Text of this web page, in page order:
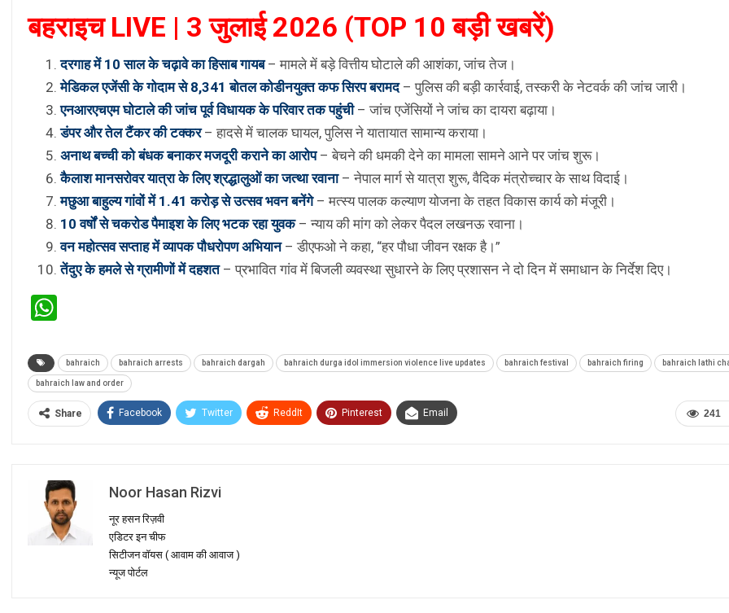
बहराइच LIVE | 3 जुलाई 2026 (TOP 10 बड़ी खबरें)
दरगाह में 10 साल के चढ़ावे का हिसाब गायब– मामले में बड़े वित्तीय घोटाले की आशंका, जांच तेज।
मेडिकल एजेंसी के गोदाम से 8,341 बोतल कोडीनयुक्त कफ सिरप बरामद– पुलिस की बड़ी कार्रवाई, तस्करी के नेटवर्क की जांच जारी।
एनआरएचएम घोटाले की जांच पूर्व विधायक के परिवार तक पहुंची – जांच एजेंसियों ने जांच का दायरा बढ़ाया।
डंपर और तेल टैंकर की टक्कर – हादसे में चालक घायल, पुलिस ने यातायात सामान्य कराया।
अनाथ बच्ची को बंधक बनाकर मजदूरी कराने का आरोप– बेचने की धमकी देने का मामला सामने आने पर जांच शुरू।
कैलाश मानसरोवर यात्रा के लिए श्रद्धालुओं का जत्था रवाना – नेपाल मार्ग से यात्रा शुरू, वैदिक मंत्रोच्चार के साथ विदाई।
मछुआ बाहुल्य गांवों में 1.41 करोड़ से उत्सव भवन बनेंगे – मत्स्य पालक कल्याण योजना के तहत विकास कार्य को मंजूरी।
10 वर्षों से चकरोड पैमाइश के लिए भटक रहा युवक– न्याय की मांग को लेकर पैदल लखनऊ रवाना।
वन महोत्सव सप्ताह में व्यापक पौधरोपण अभियान– डीएफओ ने कहा, “हर पौधा जीवन रक्षक है।”
तेंदुए के हमले से ग्रामीणों में दहशत– प्रभावित गांव में बिजली व्यवस्था सुधारने के लिए प्रशासन ने दो दिन में समाधान के निर्देश दिए।
bahraich bahraich arrests bahraich dargah bahraich durga idol immersion violence live updates bahraich festival bahraich firing bahraich lathi
bahraich law and order
241
Share Facebook Twitter ReddIt Pinterest Email
Noor Hasan Rizvi
नूर हसन रिज़वी
एडिटर इन चीफ
सिटीजन वॉयस ( आवाम की आवाज )
न्यूज पोर्टल